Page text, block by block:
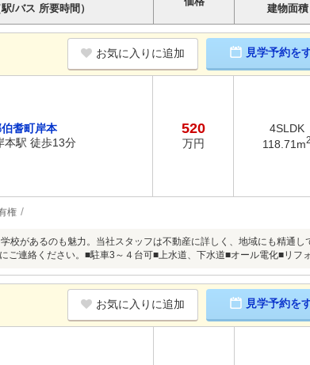
駅/バス 所要時間）
建物面積
お気に入りに追加 見学予約を
耆町岸本
本駅 徒歩13分
520
万円
4SLDK
118.71m2
権
校があるのも魅力。当社スタッフは不動産に詳しく、地域にも精通
ご連絡ください。■駐車3～４台可■上水道、下水道■オール電化■リフ
お気に入りに追加 見学予約を